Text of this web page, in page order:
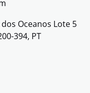
Oceanos Lote 5
394, PT